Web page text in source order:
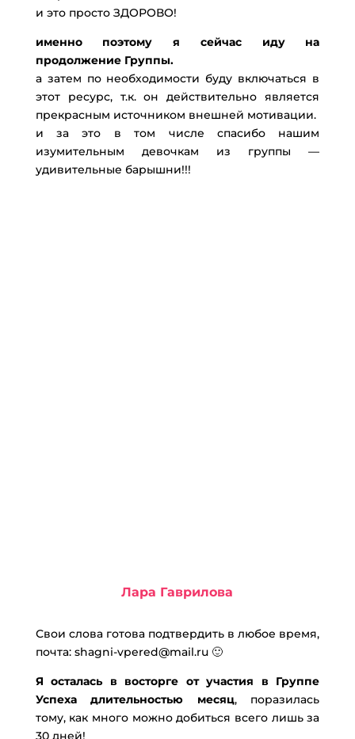
и это просто ЗДОРОВО!
именно поэтому я сейчас иду на
продолжение Группы.
а затем по необходимости буду включаться в
этот ресурс, т.к. он действительно является
прекрасным источником внешней мотивации.
и за это в том числе спасибо нашим
изумительным девочкам из группы —
удивительные барышни!!!
Лара Гаврилова
Свои слова готова подтвердить в любое время,
почта: shagni-vpered@mail.ru 🙂
Я осталась в восторге от участия в Группе
Успеха длительностью месяц, поразилась
тому, как много можно добиться всего лишь за
30 дней!